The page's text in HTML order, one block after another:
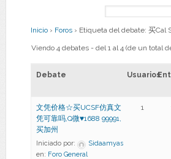
Inicio › Foros › Etiqueta del debate: 买Cal
Viendo 4 debates - del 1 al 4 (de un total
Debate Usuarios
文凭价格☆买UCSF仿真文
凭可靠吗,Q微♥1688 99991,
买加州
Iniciado por:
Sidaamyas
en: Foro General
1